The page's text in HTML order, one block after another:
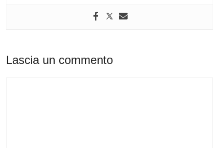
Lascia un commento